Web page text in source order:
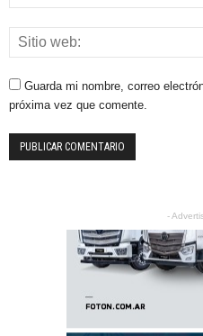
Guarda mi nombre, correo
próxima vez que comente.
-